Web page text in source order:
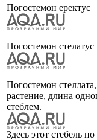
Погостемон еректус
Погостемон
Погостемон
растение, длина
стеблем.
Здесь этот стебель